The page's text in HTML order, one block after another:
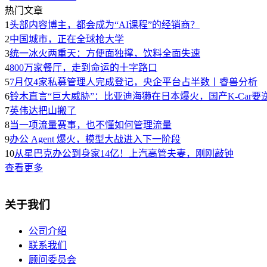
热门文章
1 头部内容博主，都会成为“AI课程”的经销商？
2中国城市，正在全球抢大学
3统一冰火两重天：方便面独撑，饮料全面失速
4800万家餐厅，走到命运的十字路口
57月仅4家私募管理人完成登记，央企平台占半数丨睿兽分析
6铃木直言“巨大威胁”：比亚迪海獭在日本爆火，国产K-Car要
7英伟达把山搬了
8当一项流量赛事，也不懂如何管理流量
9办公 Agent 爆火，模型大战进入下一阶段
10从星巴克办公到身家14亿！上汽高管夫妻，刚刚敲钟
查看更多
关于我们
公司介绍
联系我们
顾问委员会